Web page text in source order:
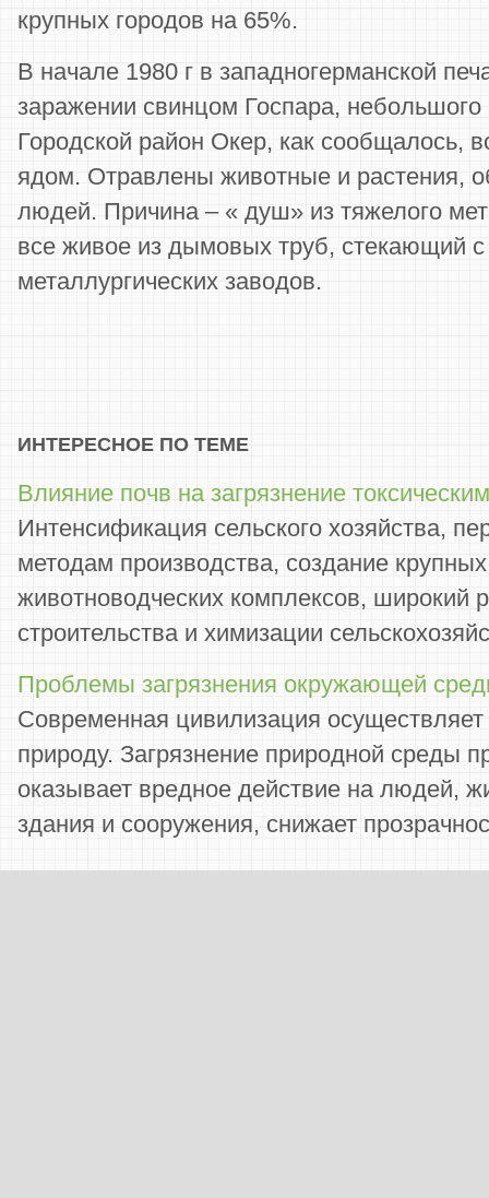
крупных городов на 65%.
В начале 1980 г в западногерманской
заражении свинцом Госпара, небольшого
Городской район Окер, как сообщалось,
ядом. Отравлены животные и растения,
людей. Причина – « душ» из тяжелого
все живое из дымовых труб, стекающий
металлургических заводов.
ИНТЕРЕСНОЕ ПО ТЕМЕ
Влияние почв на загрязнение
Интенсификация сельского хозяйства,
методам производства, создание
животноводческих комплексов, широкий
строительства и химизации
Проблемы загрязнения окружающей
Современная цивилизация
природу. За­грязнение природной
оказывает вредное дей­ствие на людей,
здания и сооружения, снижает